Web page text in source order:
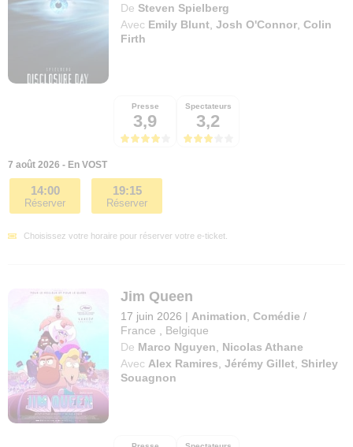
De Steven Spielberg
Avec Emily Blunt ,Josh O'Connor ,Colin
Firth
Presse
3,9
Spectateurs
3,2
7 août 2026 - En VOST
14:00
Réserver
19:15
Réserver
Choisissez votre horaire pour réserver votre e-ticket.
Jim Queen
17 juin 2026 | Animation ,Comédie /
France
Belgique
De Marco Nguyen
Nicolas Athane
Avec Alex Ramires ,Jérémy Gillet ,Shirley
Souagnon